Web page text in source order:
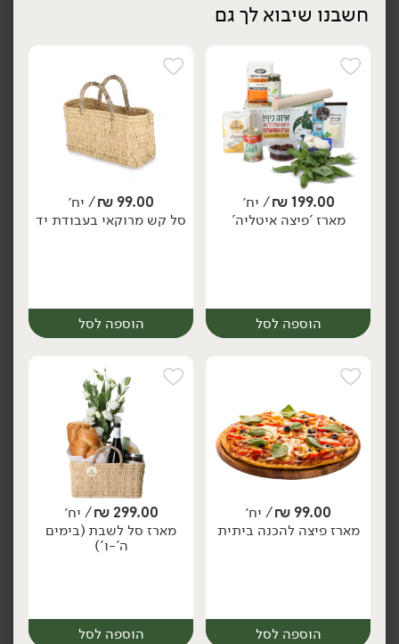
יח׳
165.00
/ יח׳
מארז 'ערב סרט לכל
המשפחה'
הוספה לסל
love coffee קפה אורגני
בחליטה קרה
1 ליטר
9.00 ₪ ל-100 מ״ל
יח׳
299.00
419.00
₪
מארז קולינריה ישראלית
הוספה לסל
חשבנו שיבוא לך גם
199.00
₪/ יח׳
מארז 'פיצה איטליה'
הוספה לסל
יח׳
99.00
₪/ יח׳
סל קש מרוקאי בעבודת יד
הוספה לסל
יח׳
99.00
₪/ יח׳
מארז פיצה להכנה ביתית
הוספה לסל
299.00
₪/ יח׳
מארז סל לשבת (בימים
ה'-ו')
הוספה לסל